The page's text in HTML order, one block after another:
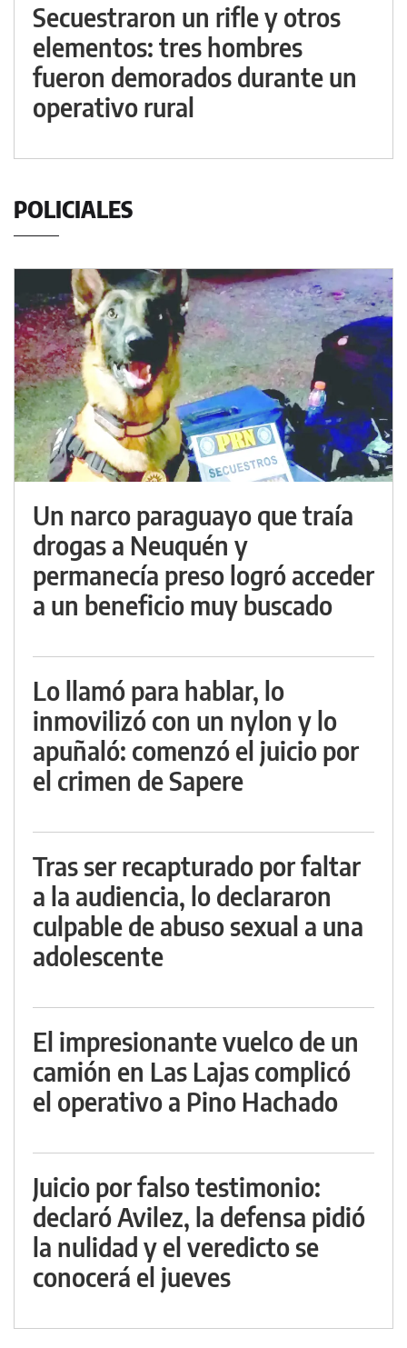
Secuestraron un rifle y otros
elementos: tres hombres
fueron demorados durante un
operativo rural
POLICIALES
Un narco paraguayo que traía
drogas a Neuquén y
permanecía preso logró acceder
a un beneficio muy buscado
Lo llamó para hablar, lo
inmovilizó con un nylon y lo
apuñaló: comenzó el juicio por
el crimen de Sapere
Tras ser recapturado por faltar
a la audiencia, lo declararon
culpable de abuso sexual a una
adolescente
El impresionante vuelco de un
camión en Las Lajas complicó
el operativo a Pino Hachado
Juicio por falso testimonio:
declaró Avilez, la defensa pidió
la nulidad y el veredicto se
conocerá el jueves